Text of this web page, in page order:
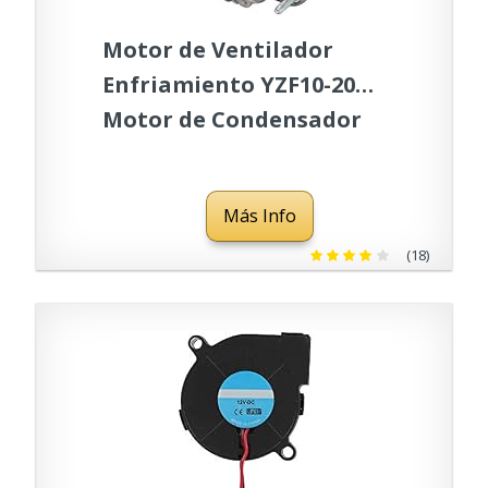
Motor de Ventilador
Enfriamiento YZF10-20
Motor de Condensador
Disipación de Calor 33W
220V 0.25A Más Info
(18)